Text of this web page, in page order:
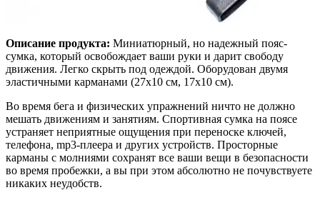
Описание продукта: Миниатюрный, но надежный пояс-
сумка, который освобождает ваши руки и дарит свободу
движения. Легко скрыть под одеждой. Оборудован двумя
эластичными карманами (27х10 см, 17х10 см).
Во время бега и физических упражнений ничто не должно
мешать движениям и занятиям. Спортивная сумка на поясе
устраняет неприятные ощущения при переноске ключей,
телефона, mp3-плеера и других устройств. Просторные
карманы с молниями сохранят все ваши вещи в безопасности
во время пробежки, а вы при этом абсолютно не почувствуете
никаких неудобств.